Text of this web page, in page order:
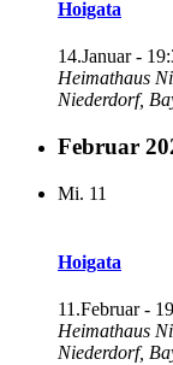
Hoigata
14.Januar -
Heimathaus
Niederdorf,
Februar
Mi. 11
Hoigata
11.Februar -
Heimathaus
Niederdorf,